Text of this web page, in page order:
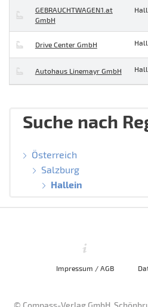
GEBRAUCHTWAGEN1.at
GmbH
Drive Center GmbH
Autohaus Linemayr GmbH
Suche nach
Österreich
Salzburg
Hallein
Impressum / AGB
© Compass-Verlag GmbH,